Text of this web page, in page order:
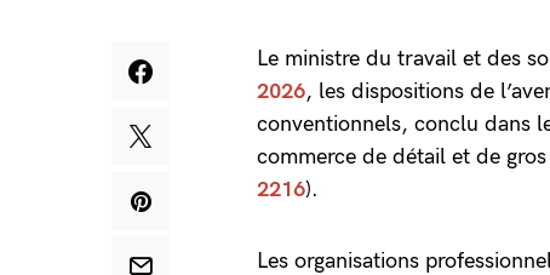
Le ministre du travail et des
2026, les dispositions de
conventionnels, conclu dans
commerce de détail et de
2216).
Les organisations